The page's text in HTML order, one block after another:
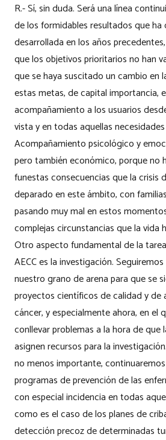
R.- Sí, sin duda. Será una línea
de los formidables resultados que ha
desarrollada en los años
que los objetivos prioritarios no han
que se haya suscitado un cambio en
estas metas, de capital importancia,
acompañamiento a los usuarios
vista y en todas aquellas
Acompañamiento psicológico y
pero también económico, porque no
funestas consecuencias que la crisis
deparado en este ámbito, con
pasando muy mal en estos
complejas circunstancias que la vida
Otro aspecto fundamental de la
AECC es la investigación.
nuestro grano de arena para que se
proyectos científicos de calidad y de
cáncer, y especialmente ahora, en el
conllevar problemas a la hora de que
asignen recursos para la
no menos importante,
programas de prevención de las
con especial incidencia en todas
como es el caso de los planes de
detección precoz de determinadas